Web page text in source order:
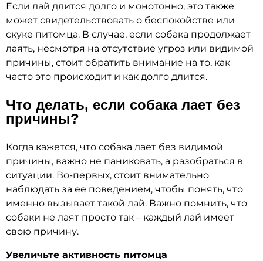
Если лай длится долго и монотонно, это также
может свидетельствовать о беспокойстве или
скуке питомца. В случае, если собака продолжает
лаять, несмотря на отсутствие угроз или видимой
причины, стоит обратить внимание на то, как
часто это происходит и как долго длится.
Что делать, если собака лает без
причины?
Когда кажется, что собака лает без видимой
причины, важно не паниковать, а разобраться в
ситуации. Во-первых, стоит внимательно
наблюдать за ее поведением, чтобы понять, что
именно вызывает такой лай. Важно помнить, что
собаки не лаят просто так – каждый лай имеет
свою причину.
Увеличьте активность питомца